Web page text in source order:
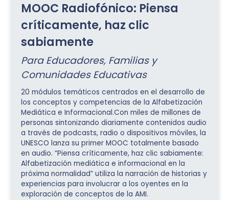
MOOC Radiofónico: Piensa
críticamente, haz clic
sabiamente
Para Educadores, Familias y
Comunidades Educativas
20 módulos temáticos centrados en el desarrollo de
los conceptos y competencias de la Alfabetización
Mediática e Informacional.Con miles de millones de
personas sintonizando diariamente contenidos audio
a través de podcasts, radio o dispositivos móviles, la
UNESCO lanza su primer MOOC totalmente basado
en audio. “Piensa críticamente, haz clic sabiamente:
Alfabetización mediática e informacional en la
próxima normalidad” utiliza la narración de historias y
experiencias para involucrar a los oyentes en la
exploración de conceptos de la AMI.